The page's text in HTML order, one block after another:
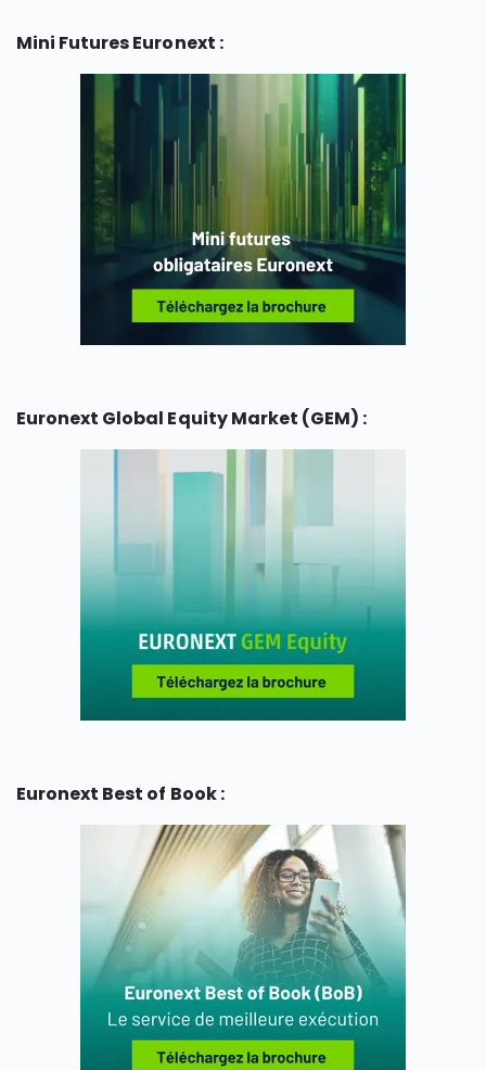
Mini Futures Euronext :
Euronext Global Equity Market (GEM) :
Euronext Best of Book :